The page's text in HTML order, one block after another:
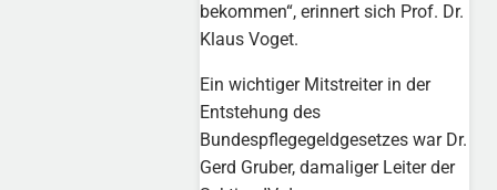
bekommen“, erinnert sich Prof. Dr.
Klaus Voget.
Ein wichtiger Mitstreiter in der
Entstehung des
Bundespflegegeldgesetzes war Dr.
Gerd Gruber, damaliger Leiter der